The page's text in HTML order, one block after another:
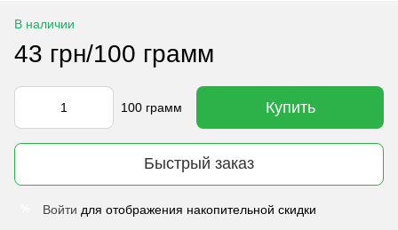
В наличии
43 грн/100 грамм
100 грамм Купить
Быстрый заказ
Войти для отображения накопительной скидки